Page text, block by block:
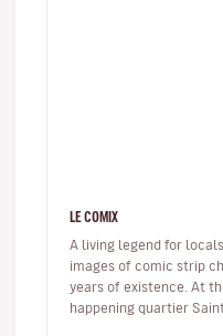
LE COMIX
A living legend for
images of comic strip
years of existence. At
happening quartier